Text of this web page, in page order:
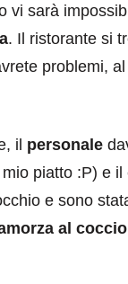
vi sarà
. Il ristorante si
problemi,
il personale
piatto :P) e
e sono
al